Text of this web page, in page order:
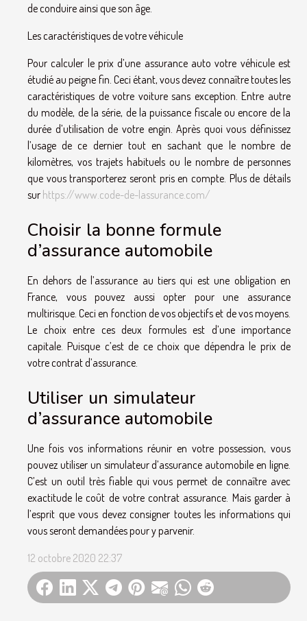
de conduire ainsi que son âge.
Les caractéristiques de votre véhicule
Pour calculer le prix d’une assurance auto votre véhicule est
étudié au peigne fin. Ceci étant, vous devez connaître toutes les
caractéristiques de votre voiture sans exception. Entre autre
du modèle, de la série, de la puissance fiscale ou encore de la
durée d’utilisation de votre engin. Après quoi vous définissez
l’usage de ce dernier tout en sachant que le nombre de
kilomètres, vos trajets habituels ou le nombre de personnes
que vous transporterez seront pris en compte. Plus de détails
sur https://www.code-de-lassurance.com/
Choisir la bonne formule
d’assurance automobile
En dehors de l’assurance au tiers qui est une obligation en
France, vous pouvez aussi opter pour une assurance
multirisque. Ceci en fonction de vos objectifs et de vos moyens.
Le choix entre ces deux formules est d’une importance
capitale. Puisque c’est de ce choix que dépendra le prix de
votre contrat d’assurance.
Utiliser un simulateur
d’assurance automobile
Une fois vos informations réunir en votre possession, vous
pouvez utiliser un simulateur d’assurance automobile en ligne.
C’est un outil très fiable qui vous permet de connaître avec
exactitude le coût de votre contrat assurance. Mais garder à
l’esprit que vous devez consigner toutes les informations qui
vous seront demandées pour y parvenir.
12 octobre 2020 22:37